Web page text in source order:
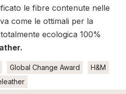
le fibre contenute nelle
come le ottimali per la
ecologica 100%
Global Change Award
H&M